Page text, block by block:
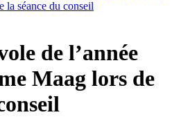
la séance du conseil
de l’année
Maag lors de